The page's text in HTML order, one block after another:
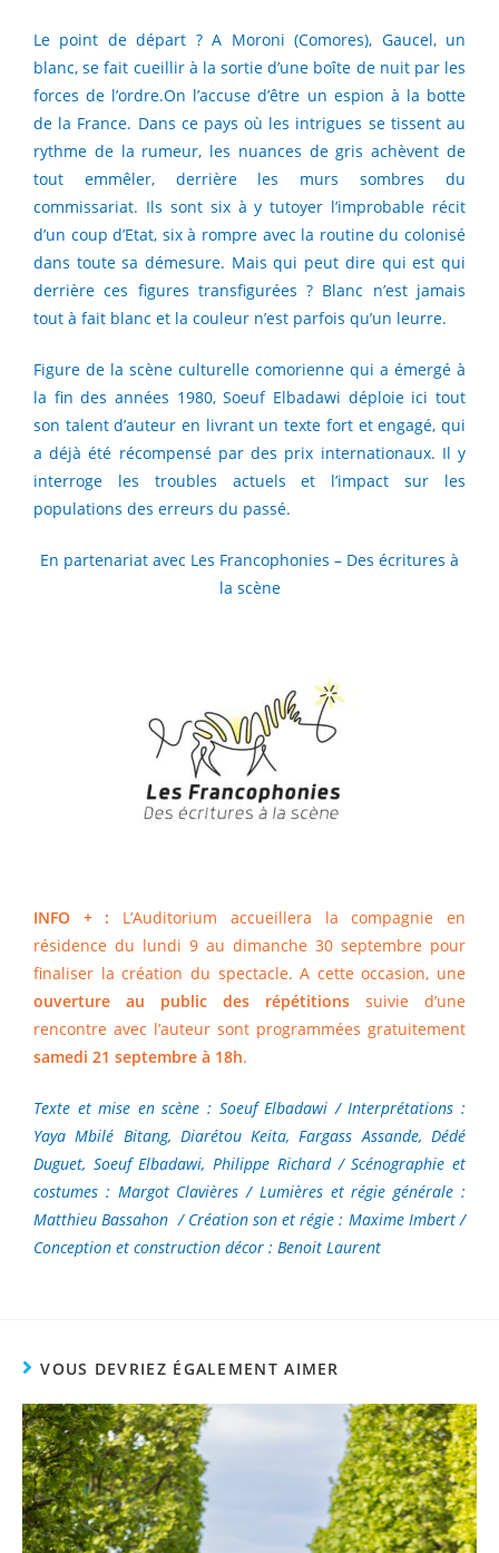
Le point de départ ? A Moroni (Comores), Gaucel, un
blanc, se fait cueillir à la sortie d’une boîte de nuit par les
forces de l’ordre.On l’accuse d’être un espion à la botte
de la France. Dans ce pays où les intrigues se tissent au
rythme de la rumeur, les nuances de gris achèvent de
tout emmêler, derrière les murs sombres du
commissariat. Ils sont six à y tutoyer l’improbable récit
d’un coup d’Etat, six à rompre avec la routine du colonisé
dans toute sa démesure. Mais qui peut dire qui est qui
derrière ces figures transfigurées ? Blanc n’est jamais
tout à fait blanc et la couleur n’est parfois qu’un leurre.
Figure de la scène culturelle comorienne qui a émergé à
la fin des années 1980, Soeuf Elbadawi déploie ici tout
son talent d’auteur en livrant un texte fort et engagé, qui
a déjà été récompensé par des prix internationaux. Il y
interroge les troubles actuels et l’impact sur les
populations des erreurs du passé.
En partenariat avec Les Francophonies – Des écritures à
la scène
INFO + : L’Auditorium accueillera la compagnie en
résidence du lundi 9 au dimanche 30 septembre pour
finaliser la création du spectacle. A cette occasion, une
ouverture au public des répétitions suivie d’une
rencontre avec l’auteur sont programmées gratuitement
samedi 21 septembre à 18h.
Texte et mise en scène : Soeuf Elbadawi / Interprétations :
Yaya Mbilé Bitang, Diarétou Keita, Fargass Assande, Dédé
Duguet, Soeuf Elbadawi, Philippe Richard / Scénographie et
costumes : Margot Clavières / Lumières et régie générale :
Matthieu Bassahon / Création son et régie : Maxime Imbert /
Conception et construction décor : Benoit Laurent
VOUS DEVRIEZ ÉGALEMENT AIMER